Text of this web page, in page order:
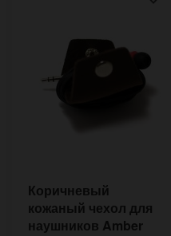
Коричневый
кожаный чехол для
наушников Amber